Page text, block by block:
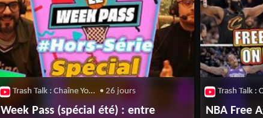
Trash Talk : Chaîne Youtube • 26 jours
Week Pass (spécial été) : entre
NBA Free